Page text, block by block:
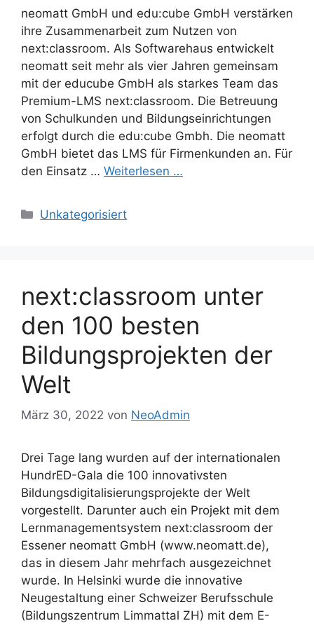
neomatt GmbH und edu:cube GmbH verstärken
ihre Zusammenarbeit zum Nutzen von
next:classroom. Als Softwarehaus entwickelt
neomatt seit mehr als vier Jahren gemeinsam
mit der educube GmbH als starkes Team das
Premium-LMS next:classroom. Die Betreuung
von Schulkunden und Bildungseinrichtungen
erfolgt durch die edu:cube Gmbh. Die neomatt
GmbH bietet das LMS für Firmenkunden an. Für
den Einsatz … Weiterlesen …
Kategorien
Unkategorisiert
next:classroom unter
den 100 besten
Bildungsprojekten der
Welt
März 30, 2022 von NeoAdmin
Drei Tage lang wurden auf der internationalen
HundrED-Gala die 100 innovativsten
Bildungsdigitalisierungsprojekte der Welt
vorgestellt. Darunter auch ein Projekt mit dem
Lernmanagementsystem next:classroom der
Essener neomatt GmbH (www.neomatt.de),
das in diesem Jahr mehrfach ausgezeichnet
wurde. In Helsinki wurde die innovative
Neugestaltung einer Schweizer Berufsschule
(Bildungszentrum Limmattal ZH) mit dem E-